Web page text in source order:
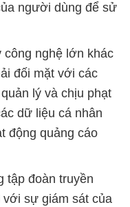
người dùng để sử
công nghệ lớn khác
đối mặt với các
lý và chịu phạt
dữ liệu cá nhân
động quảng cáo
tập đoàn truyền
với sự giám sát của